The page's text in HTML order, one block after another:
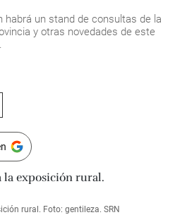
habrá un stand de consultas de la
y otras novedades de este
rural. Foto: gentileza. SRN